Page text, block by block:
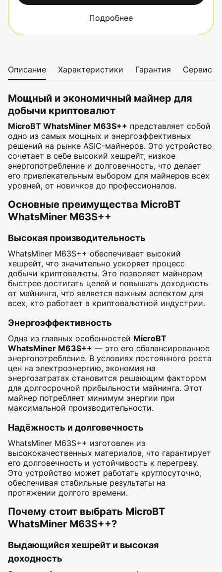
Подробнее
Описание Характеристики Гарантия Сервис
Мощный и экономичный майнер для
добычи криптовалют
MicroBT WhatsMiner M63S++ представляет собой
одно из самых мощных и энергоэффективных
решений на рынке ASIC-майнеров. Это устройство
сочетает в себе высокий хешрейт, низкое
энергопотребление и долговечность, что делает
его привлекательным выбором для майнеров всех
уровней, от новичков до профессионалов.
Основные преимущества MicroBT
WhatsMiner M63S++
Высокая производительность
WhatsMiner M63S++ обеспечивает высокий
хешрейт, что значительно ускоряет процесс
добычи криптовалюты. Это позволяет майнерам
быстрее достигать целей и повышать доходность
от майнинга, что является важным аспектом для
всех, кто работает в криптовалютной индустрии.
Энергоэффективность
Одна из главных особенностей MicroBT
WhatsMiner M63S++ — это его сбалансированное
энергопотребление. В условиях постоянного роста
цен на электроэнергию, экономия на
энергозатратах становится решающим фактором
для долгосрочной прибыльности майнинга. Этот
майнер потребляет минимум энергии при
максимальной производительности.
Надёжность и долговечность
WhatsMiner M63S++ изготовлен из
высококачественных материалов, что гарантирует
его долговечность и устойчивость к перегреву.
Это устройство может работать круглосуточно,
обеспечивая стабильные результаты на
протяжении долгого времени.
Почему стоит выбрать MicroBT
WhatsMiner M63S++?
Выдающийся хешрейт и высокая
доходность